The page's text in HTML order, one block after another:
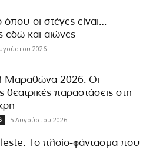
όπου οι στέγες είναι…
εδώ και αιώνες
2026
Μαραθώνα 2026: Οι
θεατρικές παραστάσεις στη
5 Αυγούστου 2026
Το πλοίο-φάντασμα που